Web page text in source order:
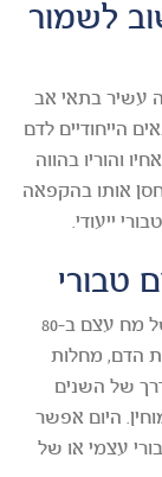
לשמור
עשיר בתאי אב
הייחודיים לדם
והוריו בהווה
אותו בהקפאה
ייעודי.
טבורי
דם טבורי משמש מזה כ-30 שנה כתחליף של מח עצם ב-80
הדם, מחלות
של השנים
היום אפשר
עצמי או של